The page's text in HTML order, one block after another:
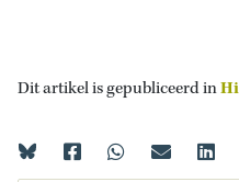
Dit artikel is gepubliceerd in